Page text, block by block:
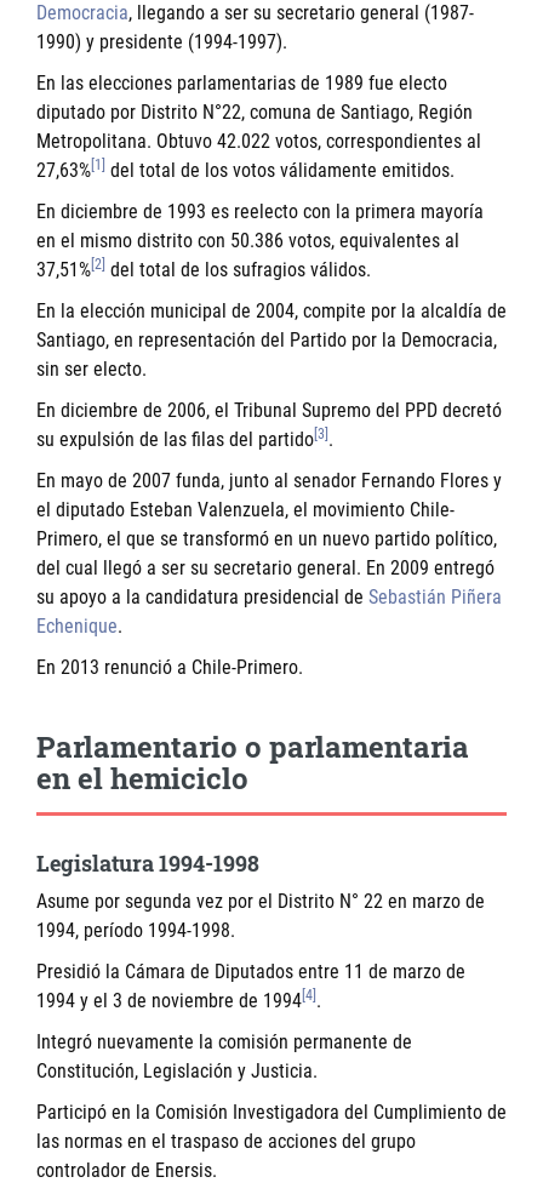
Democracia, llegando a ser su secretario general (1987-
1990) y presidente (1994-1997).
En las elecciones parlamentarias de 1989 fue electo
diputado por Distrito N°22, comuna de Santiago, Región
Metropolitana. Obtuvo 42.022 votos, correspondientes al
27,63% [1]
del total de los votos válidamente emitidos.
En diciembre de 1993 es reelecto con la primera mayoría
en el mismo distrito con 50.386 votos, equivalentes al
37,51% [2] del total de los sufragios válidos.
En la elección municipal de 2004, compite por la alcaldía de
Santiago, en representación del Partido por la Democracia,
sin ser electo.
En diciembre de 2006, el Tribunal Supremo del PPD decretó
su expulsión de las filas del partido [3] .
En mayo de 2007 funda, junto al senador Fernando Flores y
el diputado Esteban Valenzuela, el movimiento Chile-
Primero, el que se transformó en un nuevo partido político,
del cual llegó a ser su secretario general. En 2009 entregó
su apoyo a la candidatura presidencial de Sebastián Piñera
Echenique.
En 2013 renunció a Chile-Primero.
Parlamentario o parlamentaria
en el hemiciclo
Legislatura 1994-1998
Asume por segunda vez por el Distrito N° 22 en marzo de
1994, período 1994-1998.
Presidió la Cámara de Diputados entre 11 de marzo de
1994 y el 3 de noviembre de 1994 [4] .
Integró nuevamente la comisión permanente de
Constitución, Legislación y Justicia.
Participó en la Comisión Investigadora del Cumplimiento de
las normas en el traspaso de acciones del grupo
controlador de Enersis.